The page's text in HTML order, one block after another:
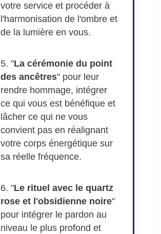
votre service et procéder à
l'harmonisation de l'ombre et
de la lumière en vous.
5. "La cérémonie du point
des ancêtres" pour leur
rendre hommage, intégrer
ce qui vous est bénéfique et
lâcher ce qui ne vous
convient pas en réalignant
votre corps énergétique sur
sa réelle fréquence.
6. "Le rituel avec le quartz
rose et l'obsidienne noire"
pour intégrer le pardon au
niveau le plus profond et